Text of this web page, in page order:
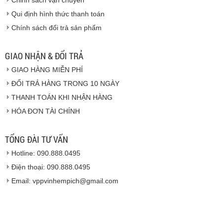
CAM KẾT CHẤT LƯỢNG
Hàng hóa được giao cho quý khách là hàng mới
100% nguyên đai nguyên kiện.
Vinhempich
độ bảo hành sản phẩm đối với nhà sản xuất hoặc
nhà nhập khẩu nếu sản phẩm bị lỗi hoặc hỏng hóc
Qui định hình thức thanh toán
Chính sách đổi trả sản phẩm
GIAO NHẬN & ĐỔI TRẢ
GIAO HÀNG MIỄN PHÍ
ĐỔI TRẢ HÀNG TRONG 10 NGÀY
THANH TOÁN KHI NHẬN HÀNG
HÓA ĐƠN TÀI CHÍNH
TỔNG ĐÀI TƯ VẤN
Hotline: 090.888.0495
Điện thoại: 090.888.0495
Email: vppvinhempich@gmail.com